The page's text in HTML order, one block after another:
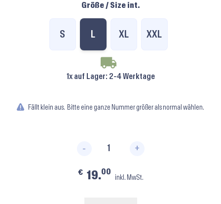
Größe / Size int.
S L XL XXL
1x auf Lager: 2-4 Werktage
Fällt klein aus. Bitte eine ganze Nummer größer als normal wählen.
- +
€ 19.00
inkl. MwSt.